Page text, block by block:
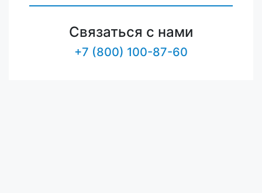
Связаться с нами
+7 (800) 100-87-60